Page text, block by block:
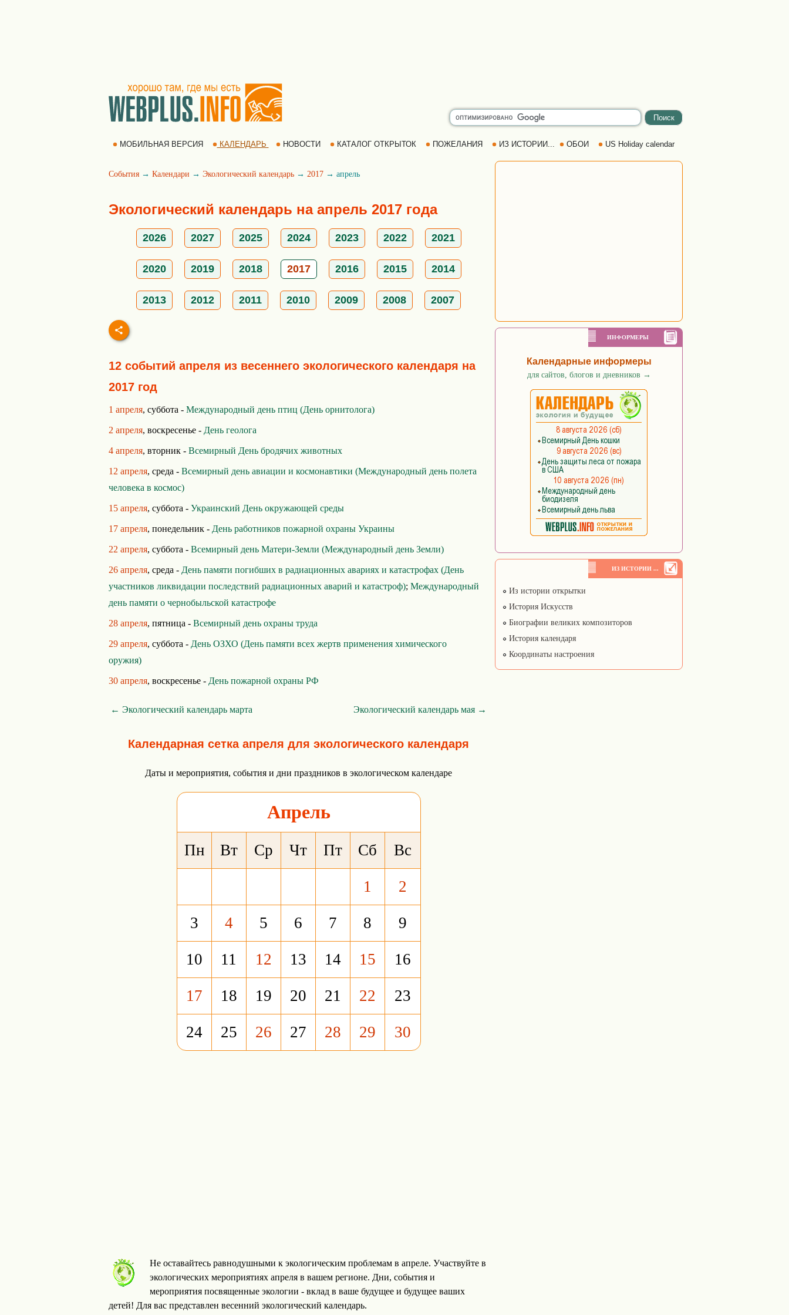
МОБИЛЬНАЯ ВЕРСИЯ КАЛЕНДАРЬ НОВОСТИ КАТАЛОГ ОТКРЫТОК ПОЖЕЛАНИЯ ИЗ ИСТОРИИ... ОБОИ US Holiday calendar
События → Календари → Экологический календарь → 2017 → апрель
Экологический календарь на апрель 2017 года
2026 2027 2025 2024 2023 2022 2021
2020 2019 2018 2017 2016 2015 2014
2013 2012 2011 2010 2009 2008 2007
12 событий апреля из весеннего экологического календаря на
2017 год
1 апреля, суббота - Международный день птиц (День орнитолога)
2 апреля, воскресенье - День геолога
4 апреля, вторник - Всемирный День бродячих животных
12 апреля, среда - Всемирный день авиации и космонавтики (Международный день полета
человека в космос)
15 апреля, суббота - Украинский День окружающей среды
17 апреля, понедельник - День работников пожарной охраны Украины
22 апреля, суббота - Всемирный день Матери-Земли (Международный день Земли)
26 апреля, среда - День памяти погибших в радиационных авариях и катастрофах (День
участников ликвидации последствий радиационных аварий и катастроф); Международный
день памяти о чернобыльской катастрофе
28 апреля, пятница - Всемирный день охраны труда
29 апреля, суббота - День ОЗХО (День памяти всех жертв применения химического
оружия)
30 апреля, воскресенье - День пожарной охраны РФ
← Экологический календарь марта Экологический календарь мая →
Календарная сетка апреля для экологического календаря
Даты и мероприятия, события и дни праздников в экологическом календаре
Апрель
Пн Вт Ср Чт Пт Сб Вс
1 2
3 4 5 6 7 8 9
10 11 12 13 14 15 16
17 18 19 20 21 22 23
24 25 26 27 28 29 30
Не оставайтесь равнодушными к экологическим проблемам в апреле. Участвуйте в
экологических мероприятиях апреля в вашем регионе. Дни, события и
мероприятия посвященные экологии - вклад в ваше будущее и будущее ваших
детей! Для вас представлен весенний экологический календарь.
ИНФОРМЕРЫ
Календарные информеры
для сайтов, блогов и дневников →
ИЗ ИСТОРИИ ...
Из истории открытки
История Искусств
Биографии великих композиторов
История календаря
Координаты настроения